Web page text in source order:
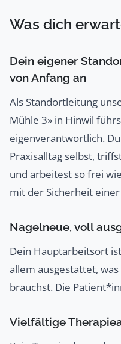
Was dich
Dein eigener
von Anfang an
Als Standortleitung
Mühle 3» in Hinwil
eigenverantwortlich.
Praxisalltag selbst,
und arbeitest so frei
mit der Sicherheit
Nagelneue, voll
Dein Hauptarbeitsort
allem ausgestattet,
brauchst. Die
Vielfältige